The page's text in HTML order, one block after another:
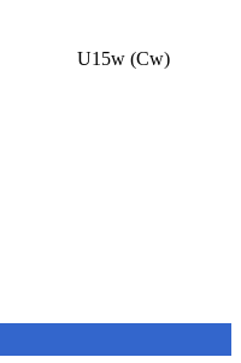
U15w (Cw)